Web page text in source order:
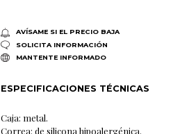
AVÍSAME SI EL PRECIO BAJA
SOLICITA INFORMACIÓN
MANTENTE INFORMADO
ESPECIFICACIONES TÉCNICAS
Caja: metal.
Correa: de silicona hipoalergénica.